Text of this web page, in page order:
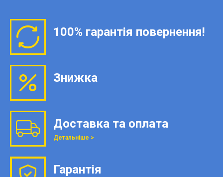
100% гарантія повернення!
Знижка
Доставка та оплата
Детальніше >
Гарантія